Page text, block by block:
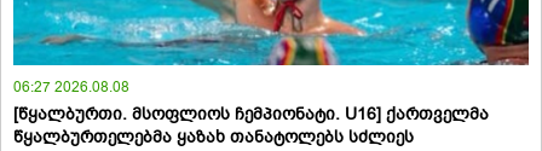
06:27 2026.08.08
[წყალბურთი. მსოფლიოს ჩემპიონატი. U16] ქართველმა
წყალბურთელებმა ყაზახ თანატოლებს სძლიეს